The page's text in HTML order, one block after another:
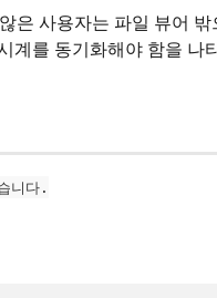
은 사용자는 파일 뷰어 밖
계를 동기화해야 함을 나
니다.